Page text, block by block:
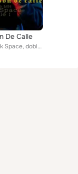
De Calle
Nenne MH, Black Space, doble i